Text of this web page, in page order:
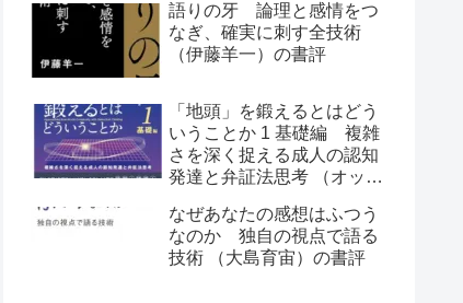
語りの牙 論理と感情をつ
なぎ、確実に刺す全技術
（伊藤羊一）の書評
「地頭」を鍛えるとはどう
いうことか 1 基礎編 複雑
さを深く捉える成人の認知
発達と弁証法思考 （オット
なぜあなたの感想はふつう
なのか 独自の視点で語る
技術 （大島育宙）の書評